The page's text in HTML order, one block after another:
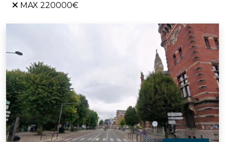
MAX 220000€